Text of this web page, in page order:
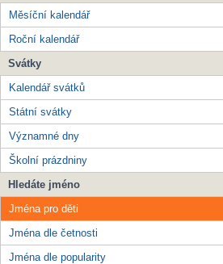
Měsíční kalendář
Roční kalendář
Svátky
Kalendář svátků
Státní svátky
Významné dny
Školní prázdniny
Hledáte jméno
Jména pro děti
Jména dle četnosti
Jména dle popularity